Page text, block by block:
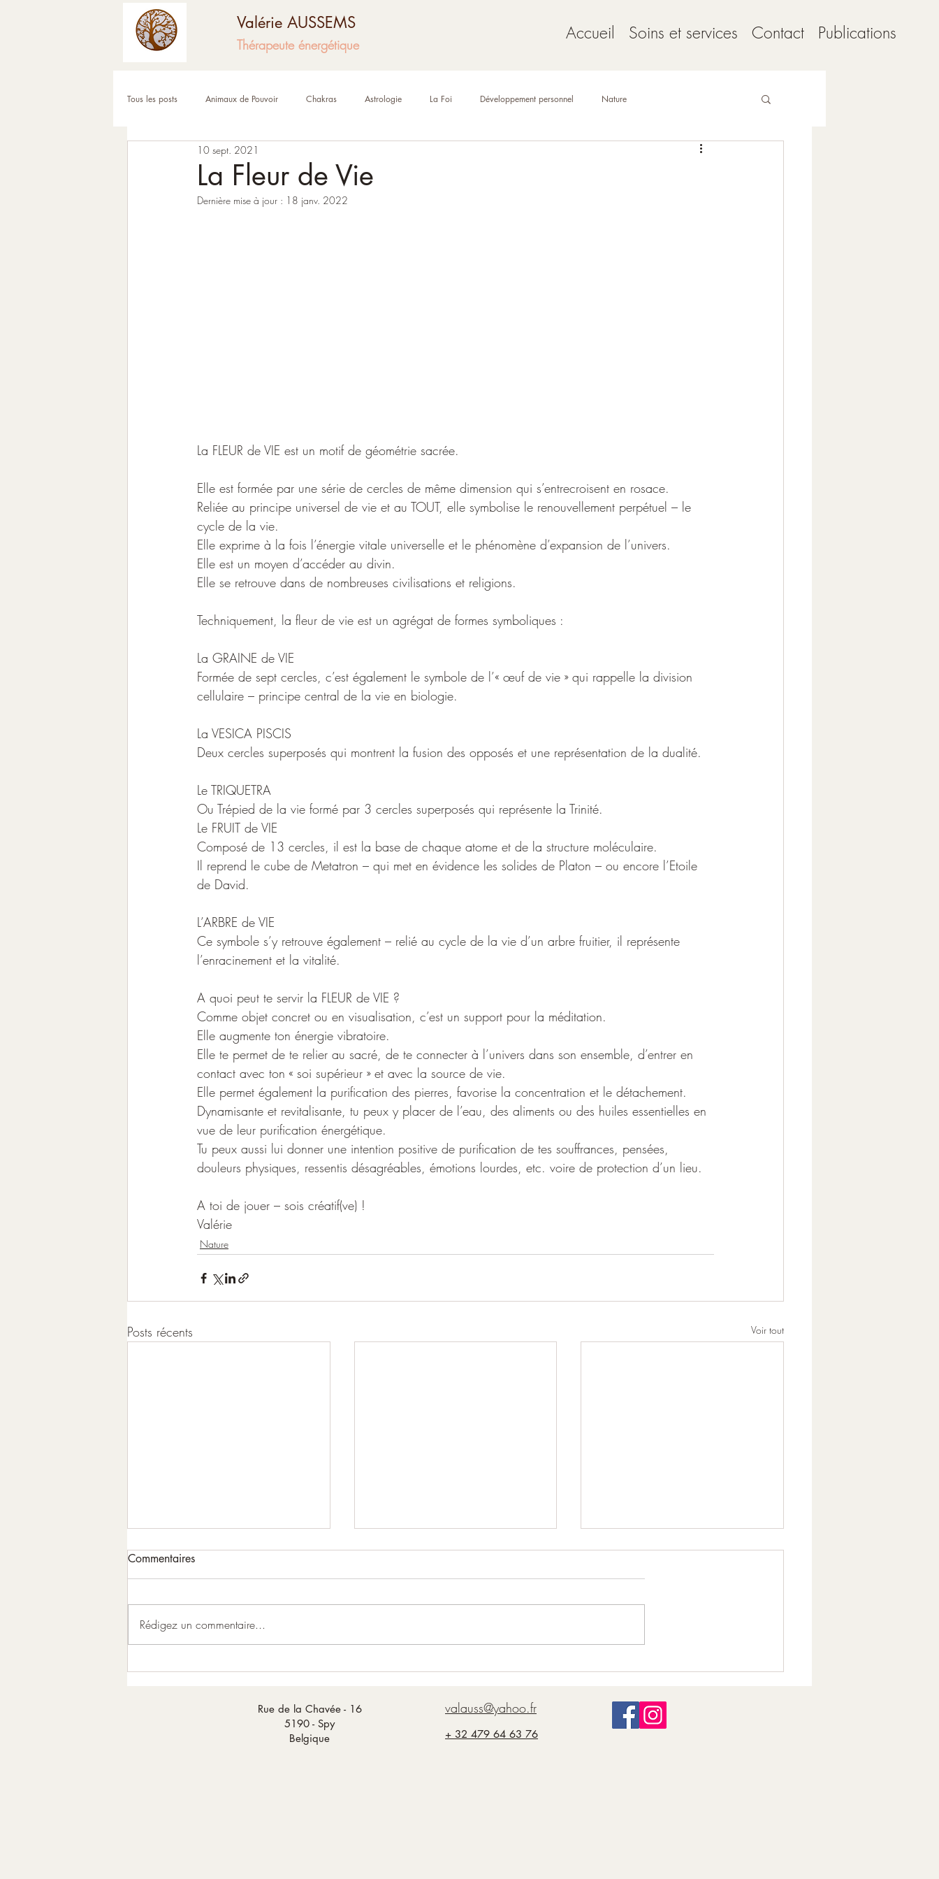
Valérie AUSSEMS
Thérapeute énergétique
Accueil Soins et services Contact Publications
Tous les posts Animaux de Pouvoir Chakras Astrologie La Foi Développement personnel Nature
Fêtes et moments de l'année
La Fleur de Vie
10 sept. 2021
Dernière mise à jour : 18 janv. 2022
La FLEUR de VIE est un motif de géométrie sacrée.
Elle est formée par une série de cercles de même dimension qui s’entrecroisent en rosace.
Reliée au principe universel de vie et au TOUT, elle symbolise le renouvellement perpétuel – le
cycle de la vie.
Elle exprime à la fois l’énergie vitale universelle et le phénomène d’expansion de l’univers.
Elle est un moyen d’accéder au divin.
Elle se retrouve dans de nombreuses civilisations et religions.
Techniquement, la fleur de vie est un agrégat de formes symboliques :
La GRAINE de VIE
Formée de sept cercles, c’est également le symbole de l’« œuf de vie » qui rappelle la division
cellulaire – principe central de la vie en biologie.
La VESICA PISCIS
Deux cercles superposés qui montrent la fusion des opposés et une représentation de la dualité.
Le TRIQUETRA
Ou Trépied de la vie formé par 3 cercles superposés qui représente la Trinité.
Le FRUIT de VIE
Composé de 13 cercles, il est la base de chaque atome et de la structure moléculaire.
Il reprend le cube de Metatron – qui met en évidence les solides de Platon – ou encore l’Etoile
de David.
L’ARBRE de VIE
Ce symbole s’y retrouve également – relié au cycle de la vie d’un arbre fruitier, il représente
l’enracinement et la vitalité.
A quoi peut te servir la FLEUR de VIE ?
Comme objet concret ou en visualisation, c’est un support pour la méditation.
Elle augmente ton énergie vibratoire.
Elle te permet de te relier au sacré, de te connecter à l’univers dans son ensemble, d’entrer en
contact avec ton « soi supérieur » et avec la source de vie.
Elle permet également la purification des pierres, favorise la concentration et le détachement.
Dynamisante et revitalisante, tu peux y placer de l’eau, des aliments ou des huiles essentielles en
vue de leur purification énergétique.
Tu peux aussi lui donner une intention positive de purification de tes souffrances, pensées,
douleurs physiques, ressentis désagréables, émotions lourdes, etc. voire de protection d’un lieu.
A toi de jouer – sois créatif(ve) !
Valérie
Nature
Posts récents Voir tout
Solstice d’hiver
La Pivoine
Commentaires
Rédigez un commentaire...
Rue de la Chavée - 16
5190 - Spy
Belgique
valauss@yahoo.fr
+ 32 479 64 63 76